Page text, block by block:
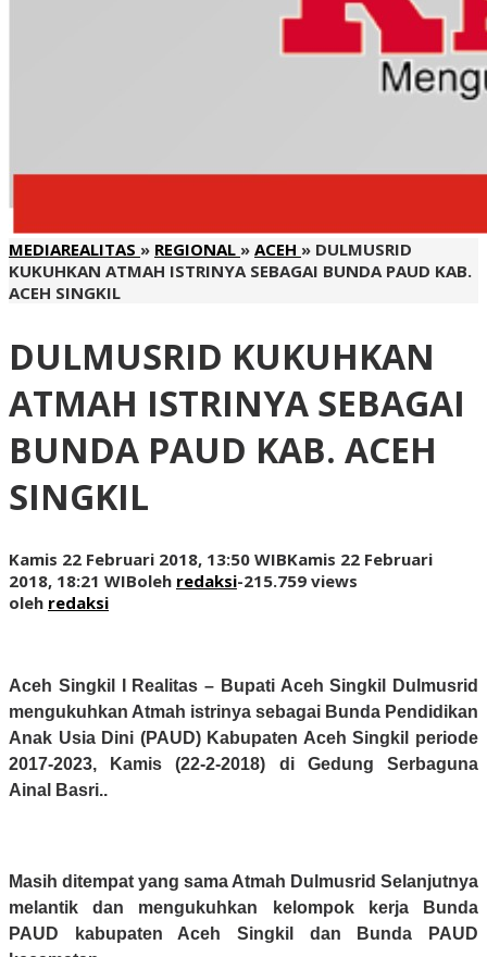
MEDIAREALITAS » REGIONAL » ACEH » DULMUSRID
KUKUHKAN ATMAH ISTRINYA SEBAGAI BUNDA PAUD KAB.
ACEH SINGKIL
DULMUSRID KUKUHKAN
ATMAH ISTRINYA SEBAGAI
BUNDA PAUD KAB. ACEH
SINGKIL
Kamis 22 Februari 2018, 13:50 WIBKamis 22 Februari
2018, 18:21 WIBoleh redaksi-215.759 views
oleh redaksi
Aceh Singkil I Realitas – Bupati Aceh Singkil Dulmusrid
mengukuhkan Atmah istrinya sebagai Bunda Pendidikan
Anak Usia Dini (PAUD) Kabupaten Aceh Singkil periode
2017-2023, Kamis (22-2-2018) di Gedung Serbaguna
Ainal Basri..
Masih ditempat yang sama Atmah Dulmusrid Selanjutnya
melantik dan mengukuhkan kelompok kerja Bunda
PAUD kabupaten Aceh Singkil dan Bunda PAUD